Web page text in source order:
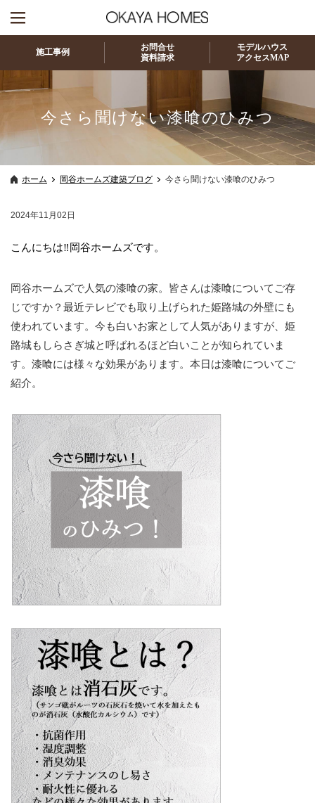
施工事例
お問合せ
資料請求
モデルハウス
アクセスMAP
今さら聞けない漆喰のひみつ
ホーム 岡谷ホームズ建築ブログ 今さら聞けない漆喰のひみつ
2024年11月02日
こんにちは‼岡谷ホームズです。
岡谷ホームズで人気の漆喰の家。皆さんは漆喰についてご存
じですか？最近テレビでも取り上げられた姫路城の外壁にも
使われています。今も白いお家として人気がありますが、姫
路城もしらさぎ城と呼ばれるほど白いことが知られていま
す。漆喰には様々な効果があります。本日は漆喰についてご
紹介。